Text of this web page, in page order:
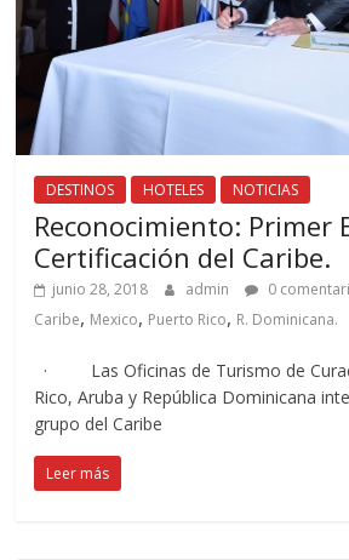
DESTINOS HOTELES NOTICIAS
Reconocimiento: Primer
Certificación del Caribe.
junio 28, 2018 admin 0
Caribe, Mexico, Puerto Rico, R. Dominicana.
· Las Oficinas de Turismo de
Rico, Aruba y República Dominicana
grupo del Caribe
Leer más